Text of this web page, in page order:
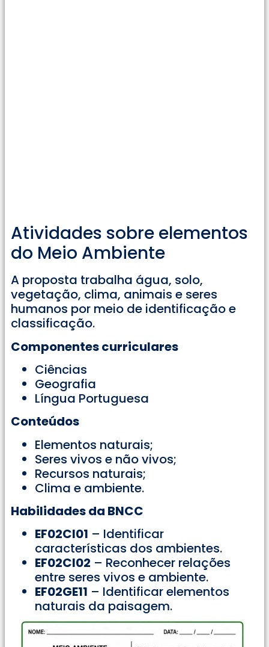
Atividades sobre elementos
do Meio Ambiente
A proposta trabalha água, solo,
vegetação, clima, animais e seres
humanos por meio de identificação e
classificação.
Componentes curriculares
Ciências
Geografia
Língua Portuguesa
Conteúdos
Elementos naturais;
Seres vivos e não vivos;
Recursos naturais;
Clima e ambiente.
Habilidades da BNCC
EF02CI01 – Identificar
características dos ambientes.
EF02CI02 – Reconhecer relações
entre seres vivos e ambiente.
EF02GE11 – Identificar elementos
naturais da paisagem.